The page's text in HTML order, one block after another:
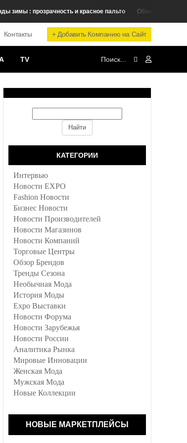
: прозрачность и красное пальто Обзор Брендов
+ Добавить Компанию на Сайт
Контакты
TV
КАТЕГОРИИ
Интервью
Новости EXPO
Fashion Новости
Бизнес Новости
Новости Производителей
Новости Магазинов
Новости Компаний
Торговые Центры
Обзор Брендов
Тренды Сезона
Необычная Мода
История Моды
Expo Выставки
Новости Форума
Новости Зарубежья
Новости России
Аналитика Рынка
Мировые Инновации
Женская Мода
Мужская Мода
Новые Коллекции
НОВЫЕ МАРКЕТПЛЕЙСЫ